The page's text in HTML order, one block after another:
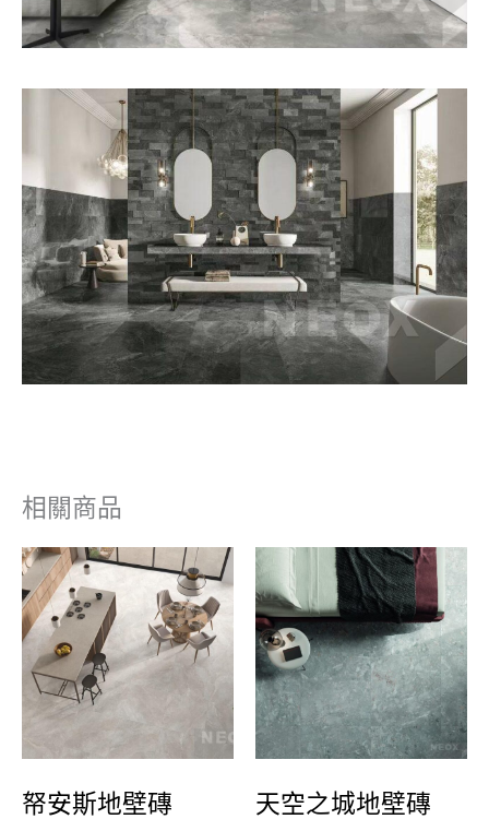
相關商品
帑安斯地壁磚
天空之城地壁磚